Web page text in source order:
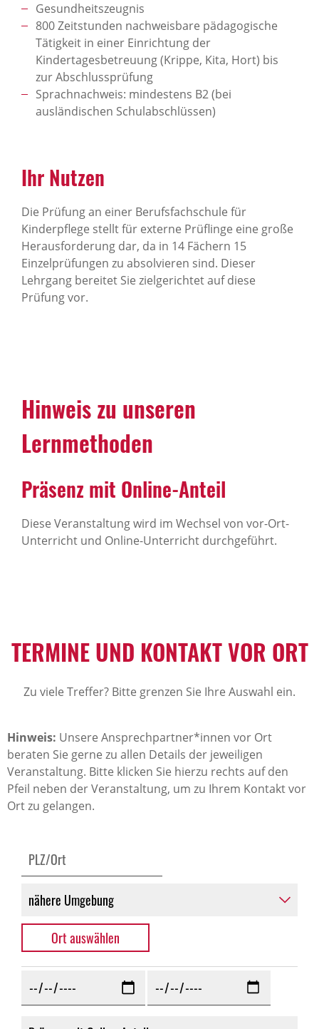
Gesundheitszeugnis
800 Zeitstunden nachweisbare pädagogische
Tätigkeit in einer Einrichtung der
Kindertagesbetreuung (Krippe, Kita, Hort) bis
zur Abschlussprüfung
Sprachnachweis: mindestens B2 (bei
ausländischen Schulabschlüssen)
Ihr Nutzen
Die Prüfung an einer Berufsfachschule für
Kinderpflege stellt für externe Prüflinge eine große
Herausforderung dar, da in 14 Fächern 15
Einzelprüfungen zu absolvieren sind. Dieser
Lehrgang bereitet Sie zielgerichtet auf diese
Prüfung vor.
Hinweis zu unseren
Lernmethoden
Präsenz mit Online-Anteil
Diese Veranstaltung wird im Wechsel von vor-Ort-
Unterricht und Online-Unterricht durchgeführt.
TERMINE UND KONTAKT VOR ORT
Zu viele Treffer? Bitte grenzen Sie Ihre Auswahl ein.
Hinweis: Unsere Ansprechpartner*innen vor Ort
beraten Sie gerne zu allen Details der jeweiligen
Veranstaltung. Bitte klicken Sie hierzu rechts auf den
Pfeil neben der Veranstaltung, um zu Ihrem Kontakt vor
Ort zu gelangen.